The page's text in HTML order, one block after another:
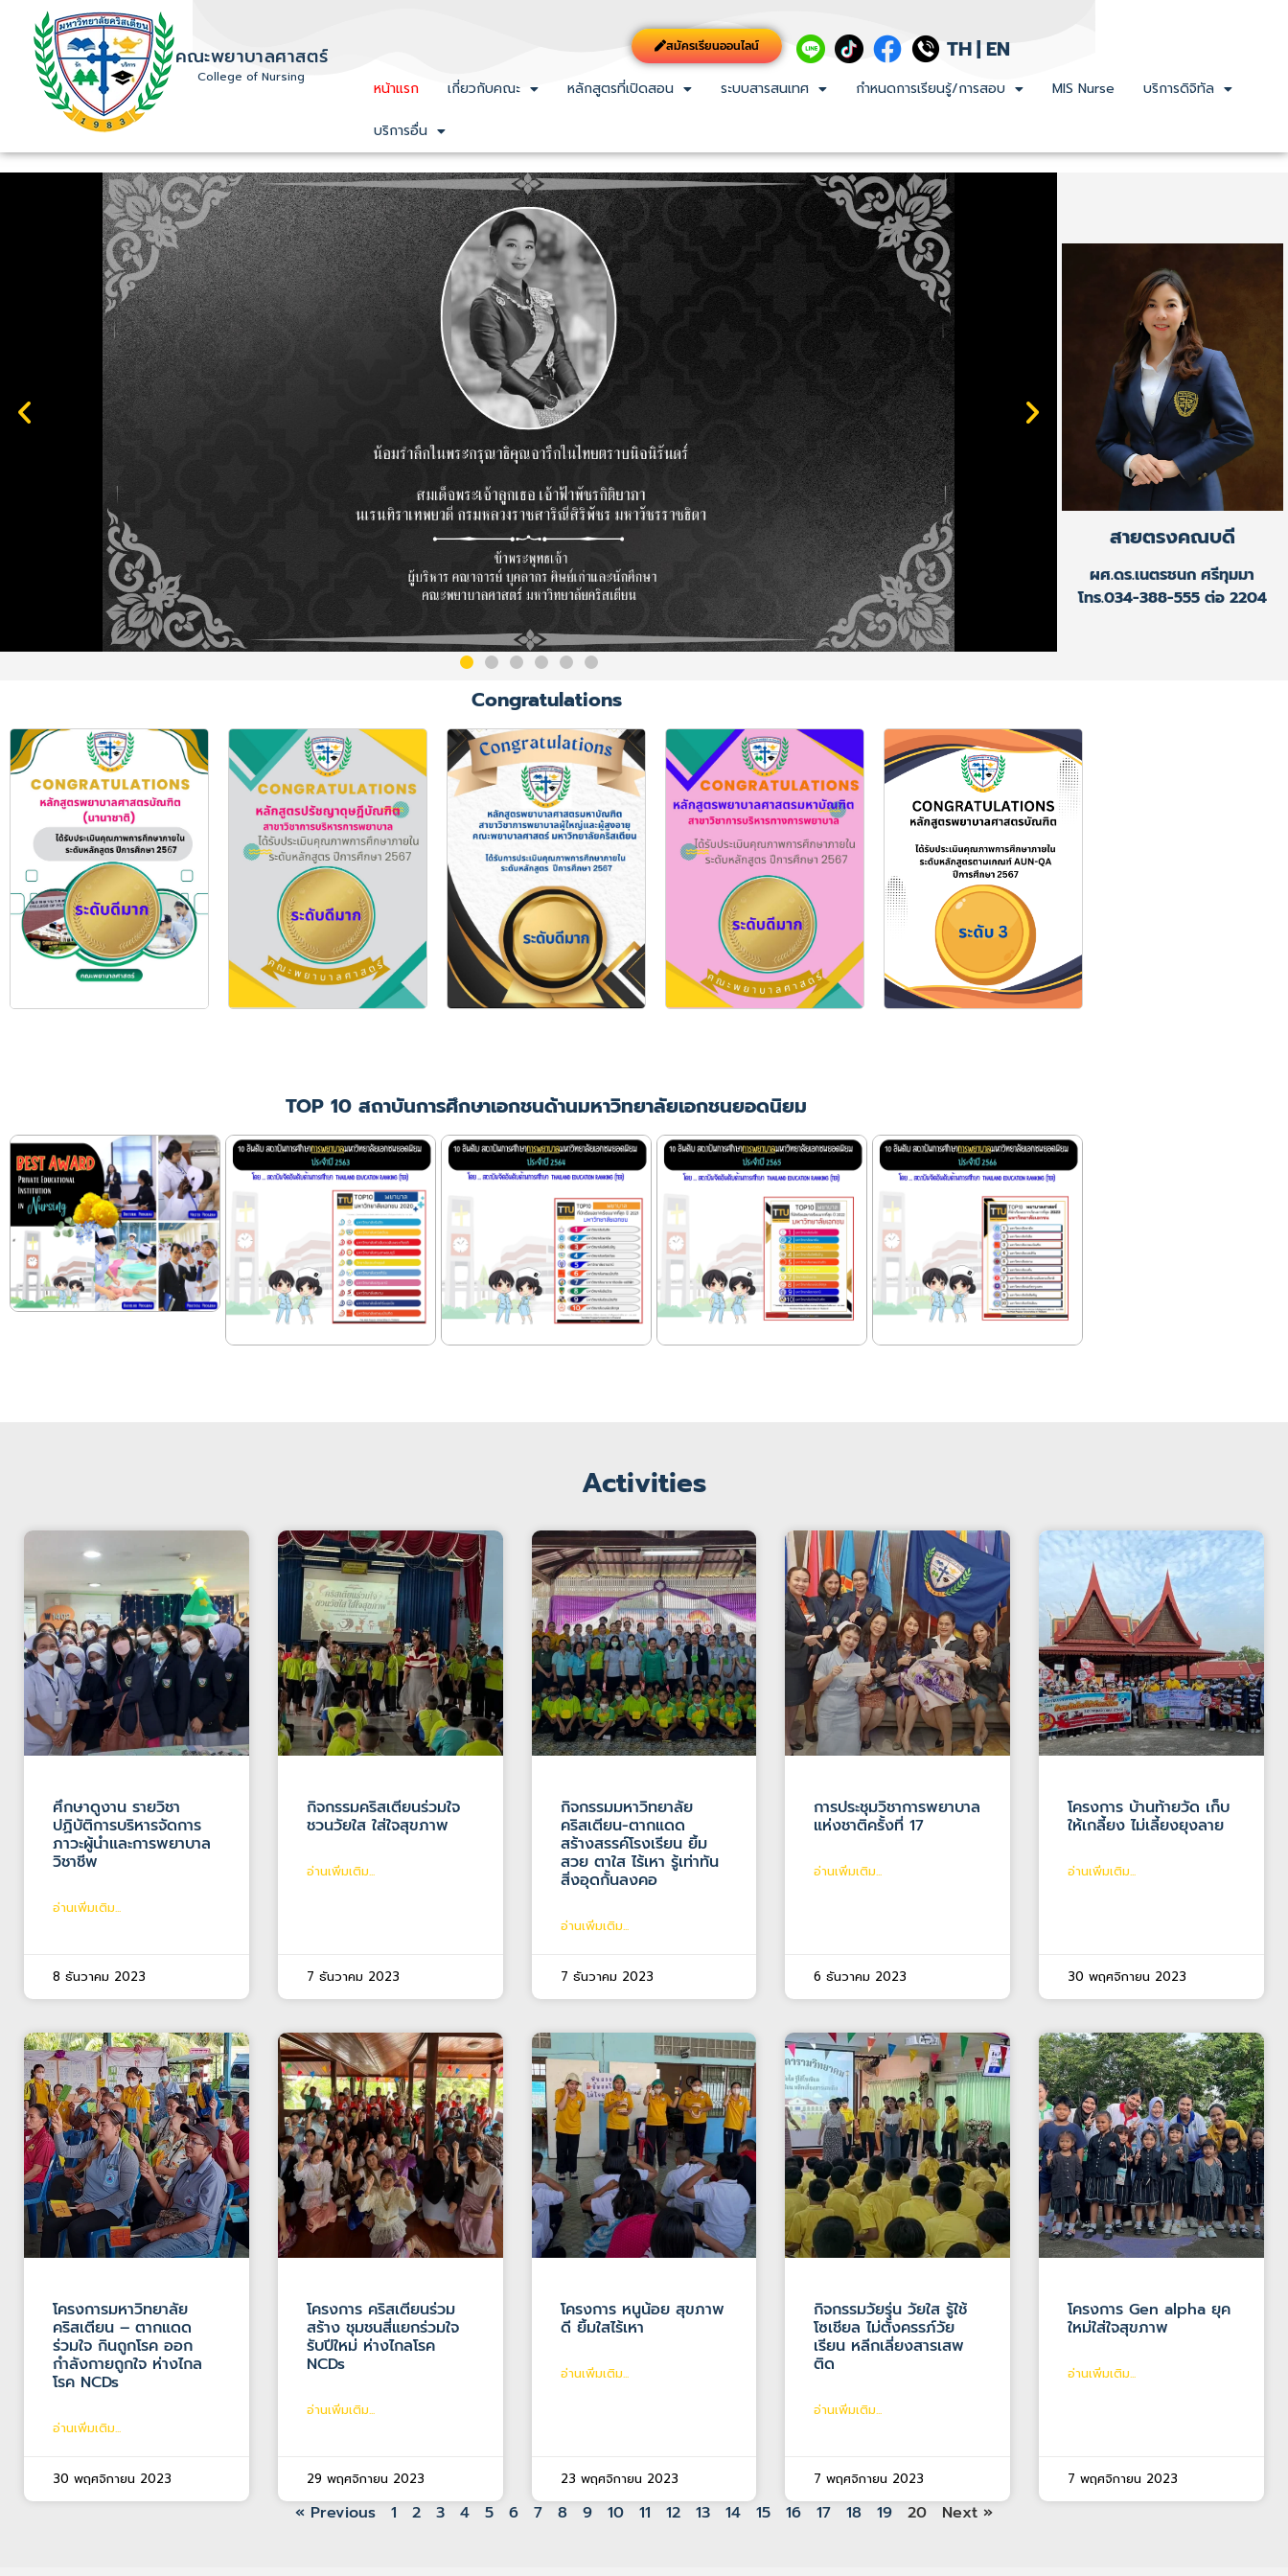
คณะพยาบาลศาสตร์
College of Nursing
สมัครเรียนออนไลน์ TH| EN
หน้าแรก เกี่ยวกับคณะ หลักสูตรที่เปิดสอน ระบบสารสนเทศ กำหนดการเรียนรู้/การสอบ MIS Nurse บริการดิจิทัล
บริการอื่น
สายตรงคณบดี
ผศ.ดร.เนตรชนก ศรีทุมมา
โทร.034-388-555 ต่อ 2204
Congratulations
TOP 10 สถาบันการศึกษาเอกชนด้านมหาวิทยาลัยเอกชนยอดนิยม
Activities
ศึกษาดูงาน รายวิชา
ปฏิบัติการบริหารจัดการ
ภาวะผู้นำและการพยาบาล
วิชาชีพ
อ่านเพิ่มเติม...
8 ธันวาคม 2023
กิจกรรมคริสเตียนร่วมใจ
ชวนวัยใส ใส่ใจสุขภาพ
อ่านเพิ่มเติม...
7 ธันวาคม 2023
กิจกรรมมหาวิทยาลัย
คริสเตียน-ตากแดด
สร้างสรรค์โรงเรียน ยิ้ม
สวย ตาใส ไร้เหา รู้เท่าทัน
สิ่งอุดกั้นลงคอ
อ่านเพิ่มเติม...
7 ธันวาคม 2023
การประชุมวิชาการพยาบาล
แห่งชาติครั้งที่ 17
อ่านเพิ่มเติม...
6 ธันวาคม 2023
โครงการ บ้านท้ายวัด เก็บ
ให้เกลี้ยง ไม่เลี้ยงยุงลาย
อ่านเพิ่มเติม...
30 พฤศจิกายน 2023
โครงการมหาวิทยาลัย
คริสเตียน – ตากแดด
ร่วมใจ กินถูกโรค ออก
กำลังกายถูกใจ ห่างไกล
โรค NCDs
อ่านเพิ่มเติม...
30 พฤศจิกายน 2023
โครงการ คริสเตียนร่วม
สร้าง ชุมชนสี่แยกร่วมใจ
รับปีใหม่ ห่างไกลโรค
NCDs
อ่านเพิ่มเติม...
29 พฤศจิกายน 2023
โครงการ หนูน้อย สุขภาพ
ดี ยิ้มใสไร้เหา
อ่านเพิ่มเติม...
23 พฤศจิกายน 2023
กิจกรรมวัยรุ่น วัยใส รู้ใช้
โซเชียล ไม่ตั้งครรภ์วัย
เรียน หลีกเลี่ยงสารเสพ
ติด
อ่านเพิ่มเติม...
7 พฤศจิกายน 2023
โครงการ Gen alpha ยุค
ใหม่ใส่ใจสุขภาพ
อ่านเพิ่มเติม...
7 พฤศจิกายน 2023
« Previous 1 2 3 4 5 6 7 8 9 10 11 12 13 14 15 16 17 18 19 20 Next »